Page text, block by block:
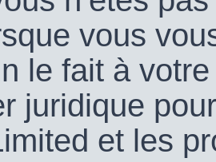
vous
le fait à
juridique
et les